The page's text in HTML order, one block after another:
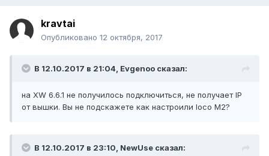
kravtai
Опубликовано 12 октября, 2017
В 12.10.2017 в 21:04, Evgenoo сказал:
на XW 6.6.1 не получилось подключиться, не получает IP
от вышки. Вы не подскажете как настроили loco M2?
В 12.10.2017 в 23:10, NewUse сказал: